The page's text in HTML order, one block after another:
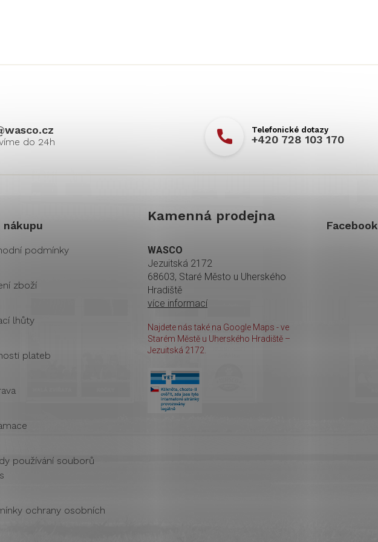
wasco.cz
+420 728 103 170
nákupu
podmínky
zboží
lhůty
plateb
používání souborů
ochrany osobních
Kamenná prodejna
WASCO
Jezuitská 2172
68603, Staré Město u Uherského
Hradiště
více informací
Najdete nás také na Google Maps - ve
Starém Městě u Uherského Hradiště –
Jezuitská 2172.
Facebook